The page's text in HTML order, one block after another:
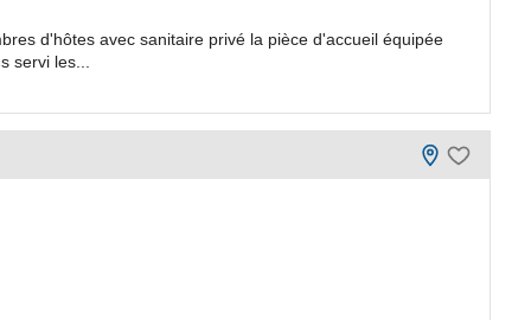
d'hôtes avec sanitaire privé la pièce d'accueil équipée
servi les...